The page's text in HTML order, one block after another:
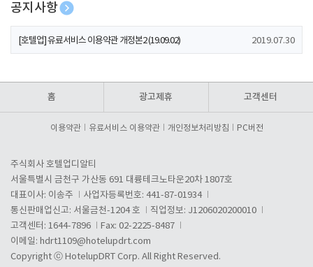
공지사항
[호텔업] 개인정보 처리방침 개정본1 (19.09.02)
[호텔업] 유료서비스 이용약관 개정본2 (19.09.02) 2019.07.30
홈 광고제휴 고객센터
이용약관 유료서비스 이용약관 개인정보처리방침 PC버전
주식회사 호텔업디알티
서울특별시 금천구 가산동 691 대륭테크노타운20차 1807호
대표이사: 이송주
사업자등록번호: 441-87-01934
통신판매업신고: 서울금천-1204 호
직업정보: J1206020200010
고객센터: 1644-7896
Fax: 02-2225-8487
이메일: hdrt1109@hotelupdrt.com
Copyright ⓒ HotelupDRT Corp. All Right Reserved.